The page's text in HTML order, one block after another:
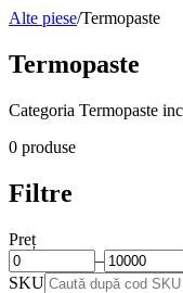
Alte piese/Termopaste
Termopaste
Categoria Termopaste
0 produse
Filtre
Preț
–
SKU